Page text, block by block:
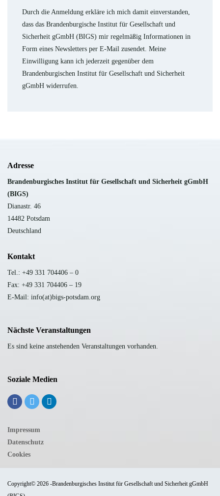
Durch die Anmeldung erkläre ich mich damit einverstanden,
dass das Brandenburgische Institut für Gesellschaft und
Sicherheit gGmbH (BIGS) mir regelmäßig Informationen in
Form eines Newsletters per E-Mail zusendet. Meine
Einwilligung kann ich jederzeit gegenüber dem
Brandenburgischen Institut für Gesellschaft und Sicherheit
gGmbH widerrufen.
Adresse
Brandenburgisches Institut für Gesellschaft und Sicherheit gGmbH
(BIGS)
Dianastr. 46
14482 Potsdam
Deutschland
Kontakt
Tel.: +49 331 704406 – 0
Fax: +49 331 704406 – 19
E-Mail: info(at)bigs-potsdam.org
Nächste Veranstaltungen
Es sind keine anstehenden Veranstaltungen vorhanden.
Soziale Medien
Impressum
Datenschutz
Cookies
Copyright© 2026 -Brandenburgisches Institut für Gesellschaft und Sicherheit gGmbH